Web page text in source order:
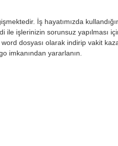
İş hayatımızda
işlerinizin sorunsuz yapılması
dosyası olarak indirip vakit
imkanından yararlanın.